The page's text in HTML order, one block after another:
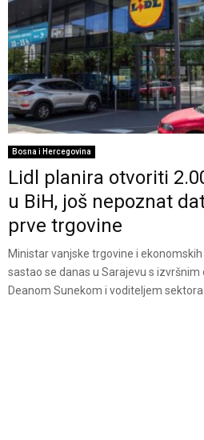
Bosna i Hercegovina
Lidl planira otvoriti
u BiH, još nepoznat
prve trgovine
Ministar vanjske trgovine i
sastao se danas u Sarajevu s izvršnim
Deanom Sunekom i voditeljem sektora